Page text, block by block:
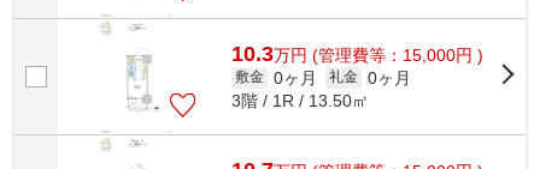
10.3万円 (管理費等：15,000円 )
敷金 0ヶ月 礼金 0ヶ月
3階 / 1R / 13.50㎡